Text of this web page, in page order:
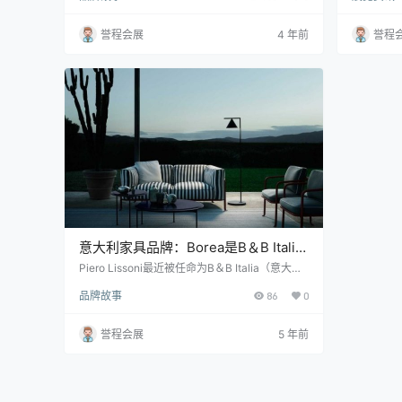
Duysen设计的Pablo在其原有扶手椅的基础上进
行了扩展，创造出更广泛的家具。木材、铝和水
步探索户外生活之美的追求。 可持…
誉程会展 4 年前
品。
纽约生活
誉程
意大利家具品牌：Borea是B＆B Italia
最具可持续性的户外系列
Piero Lissoni最近被任命为B＆B Italia（意大利
系列Borea，这是迄今为止其最具可持续性的家
动推出的，既折衷又经典。 通过Borea系列，B
＆B Italia继续致力于开发可持续发展的项目。沙
品牌故事 86 0
誉程会展 5 年前